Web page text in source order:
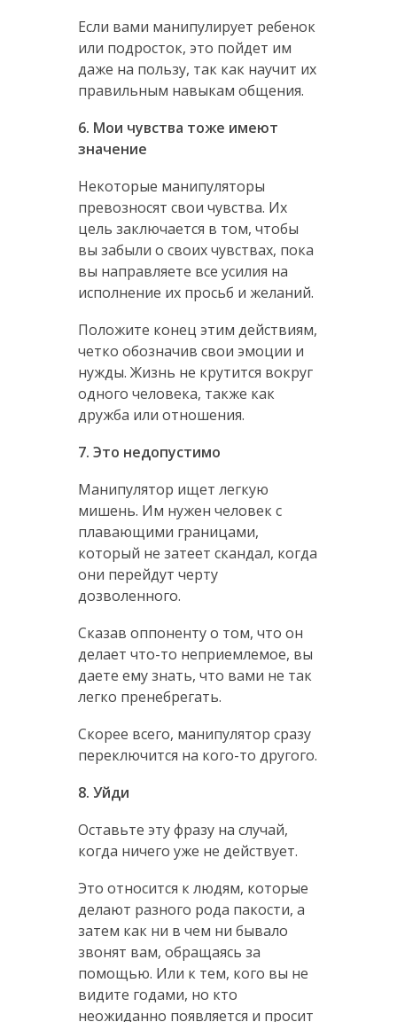
Если вами манипулирует ребенок
или подросток, это пойдет им
даже на пользу, так как научит их
правильным навыкам общения.
6. Мои чувства тоже имеют
значение
Некоторые манипуляторы
превозносят свои чувства. Их
цель заключается в том, чтобы
вы забыли о своих чувствах, пока
вы направляете все усилия на
исполнение их просьб и желаний.
Положите конец этим действиям,
четко обозначив свои эмоции и
нужды. Жизнь не крутится вокруг
одного человека, также как
дружба или отношения.
7. Это недопустимо
Манипулятор ищет легкую
мишень. Им нужен человек с
плавающими границами,
который не затеет скандал, когда
они перейдут черту
дозволенного.
Сказав оппоненту о том, что он
делает что-то неприемлемое, вы
даете ему знать, что вами не так
легко пренебрегать.
Скорее всего, манипулятор сразу
переключится на кого-то другого.
8. Уйди
Оставьте эту фразу на случай,
когда ничего уже не действует.
Это относится к людям, которые
делают разного рода пакости, а
затем как ни в чем ни бывало
звонят вам, обращаясь за
помощью. Или к тем, кого вы не
видите годами, но кто
неожиданно появляется и просит